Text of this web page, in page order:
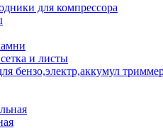
для компрессора
и листы
бензо,электр,аккумул